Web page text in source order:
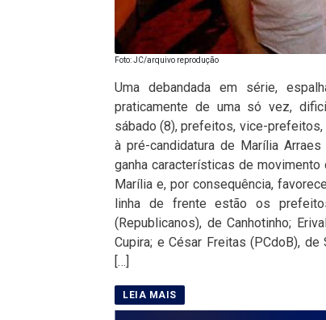
Foto: JC/arquivo reprodução
Uma debandada em série,
praticamente de uma só vez,
sábado (8), prefeitos, vice-prefeitos,
à pré-candidatura de Marília
ganha características de
Marília e, por consequência,
linha de frente estão os
(Republicanos), de Canhotinho;
Cupira; e César Freitas (PCdoB),
[…]